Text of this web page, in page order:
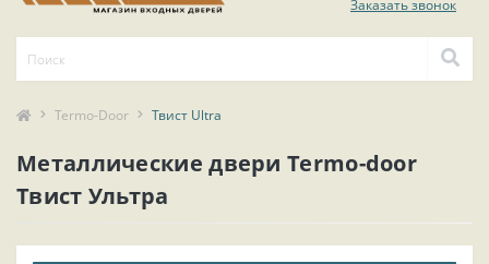
Заказать звонок
Termo-Door Твист Ultra
Металлические двери Termo-door
Твист Ультра